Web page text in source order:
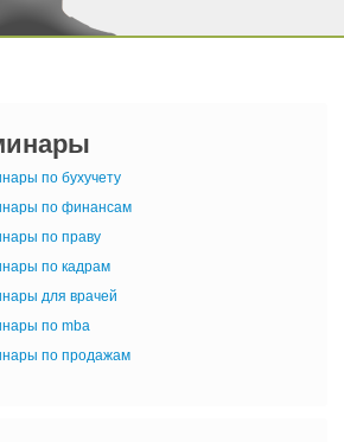
по бухучету
по финансам
по праву
по кадрам
для врачей
по mba
по продажам